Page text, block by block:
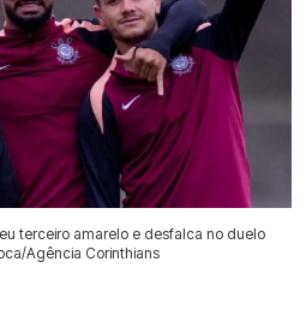
terceiro amarelo e desfalca no duelo
Agência Corinthians